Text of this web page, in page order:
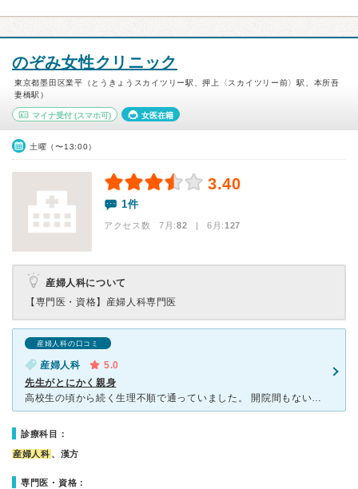
のぞみ女性クリニック
東京都墨田区業平（とうきょうスカイツリー駅、押上〈スカイツリー前〉駅、本所吾
妻橋駅）
マイナ受付 (スマホ可) 女医在籍
土曜（〜13:00）
3.40
1件
アクセス数 7月:82 | 6月:127
産婦人科について
【専門医・資格】 産婦人科専門医
産婦人科の口コミ
産婦人科
5.0
先生がとにかく親身
高校生の頃から続く生理不順で通っていました。 開院間もない頃から通わせて頂いてますが、先生がとにかく優しくて毎回しっかり話を聞いてくれるので安心して通いやすかったです。作業感ある病院が苦手な私にはぴ
診療科目：
産婦人科 、漢方
専門医・資格：